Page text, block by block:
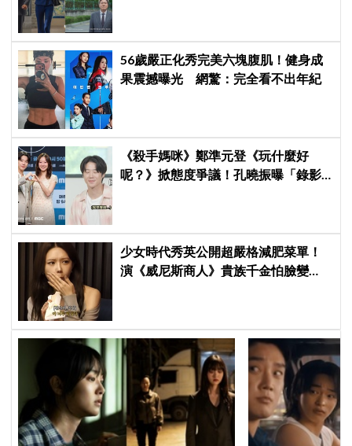
56歲嚴正化秀完美六塊腹肌！健身成
果震撼曝光 網驚：完全看不出年紀
《殺手媽咪》鄭準元登《玩什麼好
呢？》掀態度爭議！孔曉振曝「錄影
少女時代秀英公開超嚴格減肥菜單！
演《威尼斯商人》貴族千金怕臉變